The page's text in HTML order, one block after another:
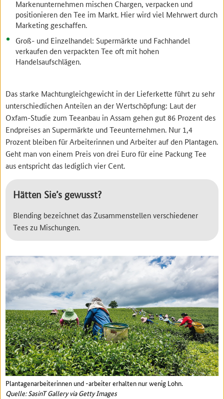
Hätten Sie’s gewusst?
Blending bezeichnet das Zusammenstellen verschiedener
Tees zu Mischungen.
Markenunternehmen mischen Chargen, verpacken und
positionieren den Tee im Markt. Hier wird viel Mehrwert durch
Marketing geschaffen.
Groß- und Einzelhandel: Supermärkte und Fachhandel
verkaufen den verpackten Tee oft mit hohen
Handelsaufschlägen.
Das starke Machtungleichgewicht in der Lieferkette führt zu sehr
unterschiedlichen Anteilen an der Wertschöpfung: Laut der
Oxfam-Studie zum Teeanbau in Assam gehen gut 86 Prozent des
Endpreises an Supermärkte und Teeunternehmen. Nur 1,4
Prozent bleiben für Arbeiterinnen und Arbeiter auf den Plantagen.
Geht man von einem Preis von drei Euro für eine Packung Tee
aus entspricht das lediglich vier Cent.
Plantagenarbeiterinnen und -arbeiter erhalten nur wenig Lohn.
Quelle: SasinT Gallery via Getty Images